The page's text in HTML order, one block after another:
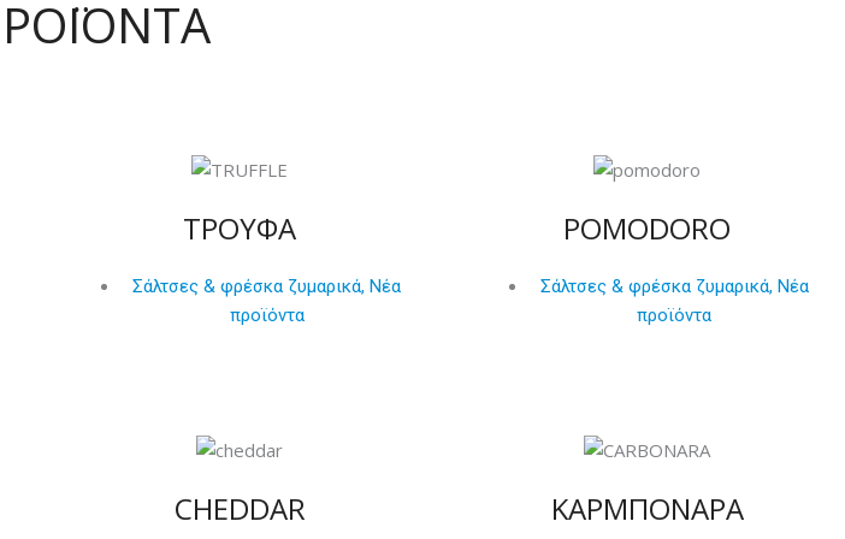
ΤΡΟΥΦΑ
Σάλτσες & φρέσκα ζυμαρικά,Νέα
προϊόντα
POMODORO
Σάλτσες & φρέσκα ζυμαρικά, Νέα
προϊόντα
CHEDDAR ΚΑΡΜΠΟΝΑΡΑ